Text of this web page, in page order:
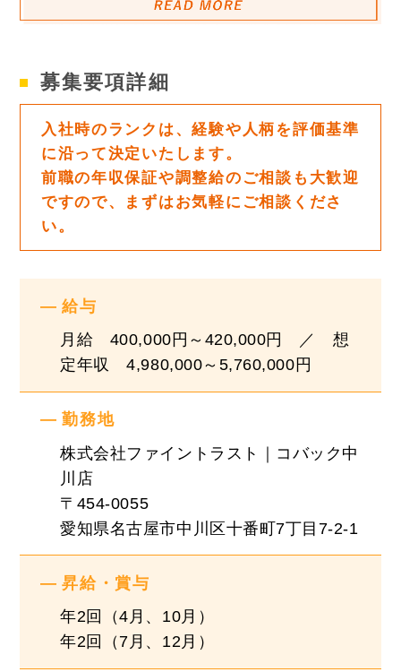
お客様の大切なお車の車検や整備をお任せしま
グループの販売店が販売したお車を、お客様に納
一般車検や修理なども行っておりますが重整備は
比較的少なめです。
特定のメーカーだけではなく、国産、輸入車を含
めた様々なメーカーや車種を扱っておりますの
で、スキルアップに繋がります！
・入庫した車の展示前の点検
・納車前の点検整備
・納車後の点検整備、修理
・部品の発注や、オーディオ・アルミ用品等の取
創業以来、毎年右肩上がりで成長を続け今期つい
に売上高152億を達成しました！！
好調な業績に伴い、順調に従業員も増え続けてい
ます！！
有給消化率は90%以上！お盆休み4日間、年末年
始も6日間は連休です！
整備士としてのご経験を当社で発揮してくださ
募集要項詳細
入社時のランクは、経験や人柄を評価基準
に沿って決定いたします。
前職の年収保証や調整給のご相談も大歓迎
ですので、まずはお気軽にご相談くださ
い。
給与
月給 400,000円～420,000円 ／ 想
定年収 4,980,000～5,760,000円
勤務地
株式会社ファイントラスト｜コバック中
川店
〒454-0055
愛知県名古屋市中川区十番町7丁目7-2-1
昇給・賞与
年2回（4月、10月）
年2回（7月、12月）